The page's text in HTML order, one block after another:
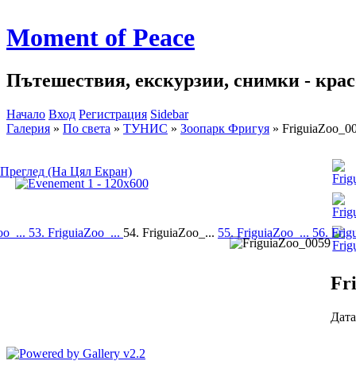
Moment of Peace
Пътешествия, екскурзии, снимки -
Начало Вход Регистрация Sidebar
Галерия » По света » ТУНИС » Зоопарк Фригуя »
Преглед (На Цял Екран)
53. FriguiaZoo_... 54. FriguiaZoo_... 55. FriguiaZoo_... 56.